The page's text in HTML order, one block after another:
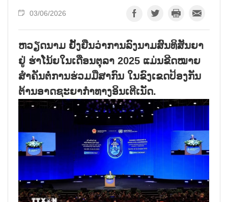
03/06/2026
ຫວຽດ​ນາມ ຢັ້ງ​ຢືນ​ວ່າ​ການ​​ລົງ​ນາມ​ສົນ​ທິ​ສັນ​ຍາ​
ຢູ່ ຮ່າ​ໂນ້ຍ​ໃນ​ເດືອນ​ຕຸ​ລາ 2025 ແມ່ນ​ຂີດ​ໝາຍ​
ສຳ​ຄັນ​​ຕໍ່​ການ​ຮ່ວ​ມ​ມື​ສາ​ກົນ ໃນ​ຂົງ​ເຂດ​ປ້ອງ​ກັນ​
ຕ້ານ​ອາດ​ຊະ​ຍາ​ກຳ​ທາງ​ອິນ​ເຕີ​ເນັດ.